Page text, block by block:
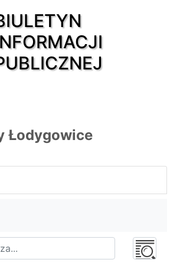
Łodygowice